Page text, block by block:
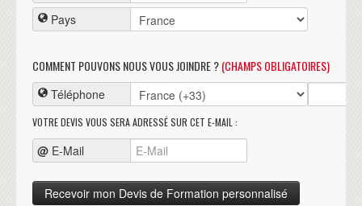
Pays
COMMENT POUVONS NOUS VOUS JOINDRE ?(CHAMPS OBLIGATOIRES)
Téléphone
VOTRE DEVIS VOUS SERA ADRESSÉ SUR CET E-MAIL :
@ E-Mail